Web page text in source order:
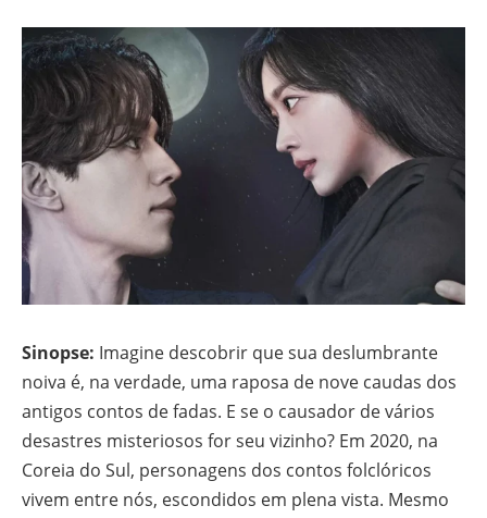
Sinopse: Imagine descobrir que sua deslumbrante
noiva é, na verdade, uma raposa de nove caudas dos
antigos contos de fadas. E se o causador de vários
desastres misteriosos for seu vizinho? Em 2020, na
Coreia do Sul, personagens dos contos folclóricos
vivem entre nós, escondidos em plena vista. Mesmo